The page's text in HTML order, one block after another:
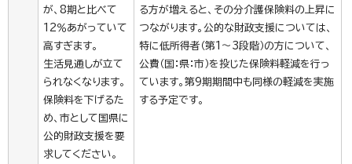
が、8期と比べて
12％あがっていて
高すぎます。
生活見通しが立て
られなくなります。
保険料を下げるた
め、市として国県に
公的財政支援を要
求してください。
る方が増えると、その分介護保険料の上昇に
つながります。公的な財政支援については、
特に低所得者（第1～3段階）の方について、
公費（国：県：市）を投じた保険料軽減を行っ
ています。第9期期間中も同様の軽減を実施
する予定です。